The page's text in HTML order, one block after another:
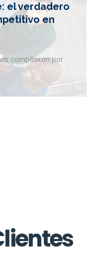
el verdadero
en
compitieron por